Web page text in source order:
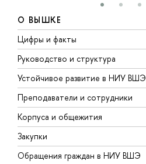
О ВЫШКЕ
Цифры и факты
Руководство и структура
Устойчивое развитие в НИУ ВШЭ
Преподаватели и сотрудники
Корпуса и общежития
Закупки
Обращения граждан в НИУ ВШЭ